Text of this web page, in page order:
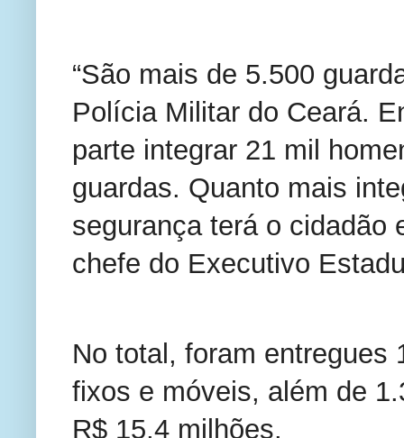
“São mais de 5.500
Polícia Militar do Ceará.
parte integrar 21 mil
guardas. Quanto mais
segurança terá o cidadão
chefe do Executivo
No total, foram entregues
fixos e móveis, além de
R$ 15,4 milhões.